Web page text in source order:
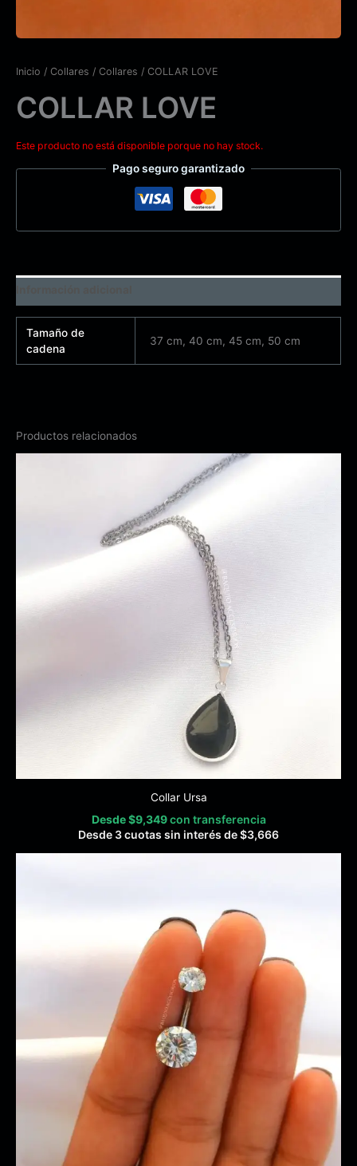
Inicio / Collares / Collares / COLLAR LOVE
COLLAR LOVE
Este producto no está disponible porque no hay stock.
Pago seguro garantizado
Tamaño de
cadena
37 cm, 40 cm, 45 cm, 50 cm
Productos relacionados
Collar Ursa
Desde$9,349 con transferencia
Desde 3 cuotas sin interés de$3,666